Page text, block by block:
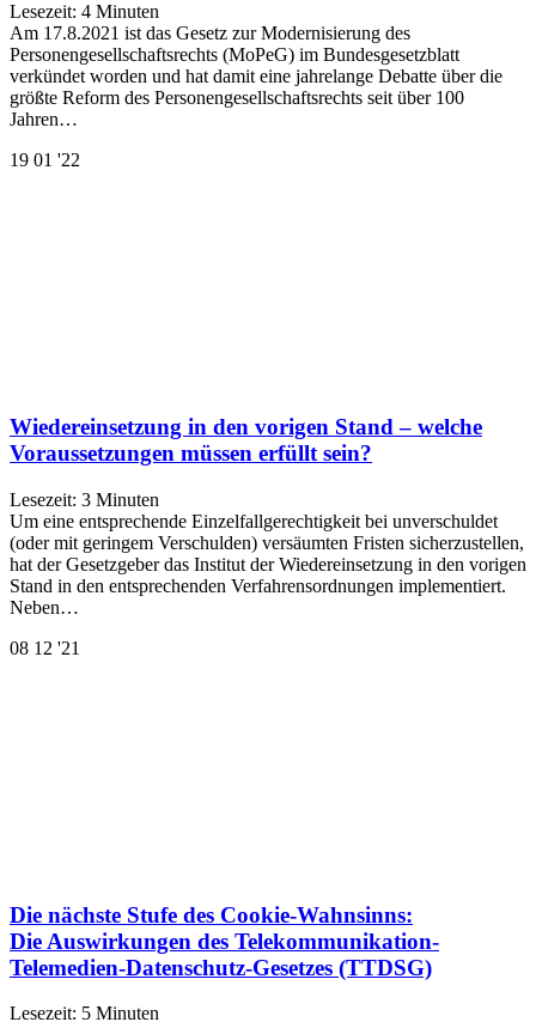
Lesezeit: 4 Minuten
Am 17.8.2021 ist das Gesetz zur Modernisierung des
Personengesellschaftsrechts (MoPeG) im Bundesgesetzblatt
verkündet worden und hat damit eine jahrelange Debatte über die
größte Reform des Personengesellschaftsrechts seit über 100
Jahren…
19 01 '22
Wiedereinsetzung in den vorigen Stand – welche
Voraussetzungen müssen erfüllt sein?
Lesezeit: 3 Minuten
Um eine entsprechende Einzelfallgerechtigkeit bei unverschuldet
(oder mit geringem Verschulden) versäumten Fristen sicherzustellen,
hat der Gesetzgeber das Institut der Wiedereinsetzung in den vorigen
Stand in den entsprechenden Verfahrensordnungen implementiert.
Neben…
08 12 '21
Die nächste Stufe des Cookie-Wahnsinns:
Die Auswirkungen des Telekommunikation-
Telemedien-Datenschutz-Gesetzes (TTDSG)
Lesezeit: 5 Minuten